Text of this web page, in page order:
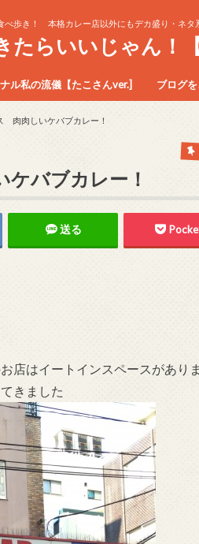
べ歩き！ 本格カレー店以外にもデカ盛り・ネタ
らいいじゃん！
ル私の流儀【たこさんver.] ブログ
肉肉しいケバブカレー！
バブカレー！
送る
店はイートインスペースがあり
きました